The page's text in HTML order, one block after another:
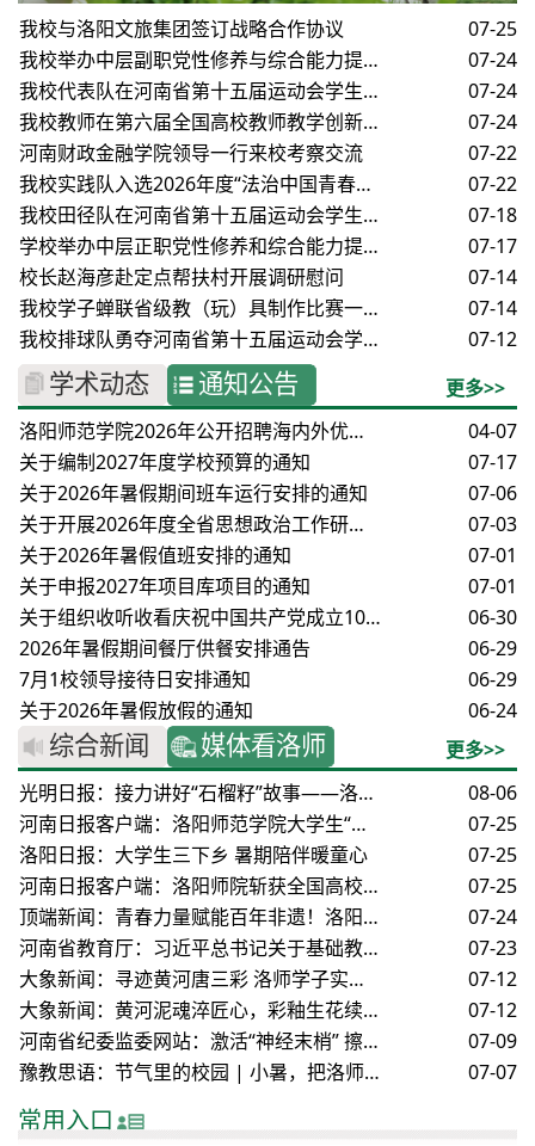
我校与洛阳文旅集团签订战略合作协议
07-25
我校举办中层副职党性修养与综合能力提升专题培训班
07-24
我校代表队在河南省第十五届运动会学生组健美操啦啦操比赛中喜获佳绩
07-24
我校教师在第六届全国高校教师教学创新大赛中斩获二等奖
07-24
河南财政金融学院领导一行来校考察交流
07-22
我校实践队入选2026年度“法治中国青春行”暑期社会实践活动团队
07-22
我校田径队在河南省第十五届运动会学生组田径比赛中斩获1金2银5铜
07-18
学校举办中层正职党性修养和综合能力提升专题培训班
07-17
校长赵海彦赴定点帮扶村开展调研慰问
07-14
我校学子蝉联省级教（玩）具制作比赛一等奖
07-14
我校排球队勇夺河南省第十五届运动会学生组排球比赛冠军
07-12
学术动态 通知公告
更多>>
洛阳师范学院2026年公开招聘海内外优秀人才
04-07
关于编制2027年度学校预算的通知
07-17
关于2026年暑假期间班车运行安排的通知
07-06
关于开展2026年度全省思想政治工作研究课题申报的通知
07-03
关于2026年暑假值班安排的通知
07-01
关于申报2027年项目库项目的通知
07-01
关于组织收听收看庆祝中国共产党成立105周年大会的通知
06-30
2026年暑假期间餐厅供餐安排通告
06-29
7月1校领导接待日安排通知
06-29
关于2026年暑假放假的通知
06-24
综合新闻 媒体看洛师
更多>>
光明日报：接力讲好“石榴籽”故事——洛阳师范学院通过志愿服务深耕实践育人
08-06
河南日报客户端：洛阳师范学院大学生“三下乡”进社区！带小朋友做游戏、辅导作业 点亮缤纷暑期
07-25
洛阳日报：大学生三下乡 暑期陪伴暖童心
07-25
河南日报客户端：洛阳师院斩获全国高校教师教学创新大赛二等奖
07-25
顶端新闻：青春力量赋能百年非遗！洛阳师范学院学子助力韩寨狮舞焕新生
07-24
河南省教育厅：习近平总书记关于基础教育重要指示在河南教育战线引发热烈反响
07-23
大象新闻：寻迹黄河唐三彩 洛师学子实践探寻千年非遗
07-12
大象新闻：黄河泥魂淬匠心，彩釉生花续文脉——习古法三彩 传黄河文脉
07-12
河南省纪委监委网站：激活“神经末梢” 擦亮基层监督“探头”
07-09
豫教思语：节气里的校园 | 小暑，把洛师的夏写进青春
07-07
常用入口